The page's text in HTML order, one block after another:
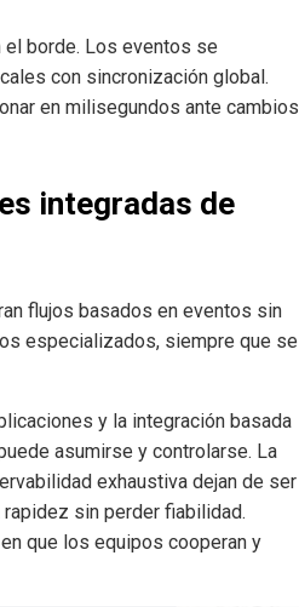
el borde. Los eventos se
con sincronización global.
en milisegundos ante cambios
integradas de
flujos basados en eventos sin
especializados, siempre que se
y la integración basada
asumirse y controlarse. La
exhaustiva dejan de ser
sin perder fiabilidad.
que los equipos cooperan y